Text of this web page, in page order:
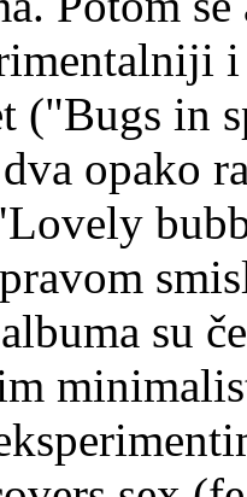
("Bugs in
opako
su